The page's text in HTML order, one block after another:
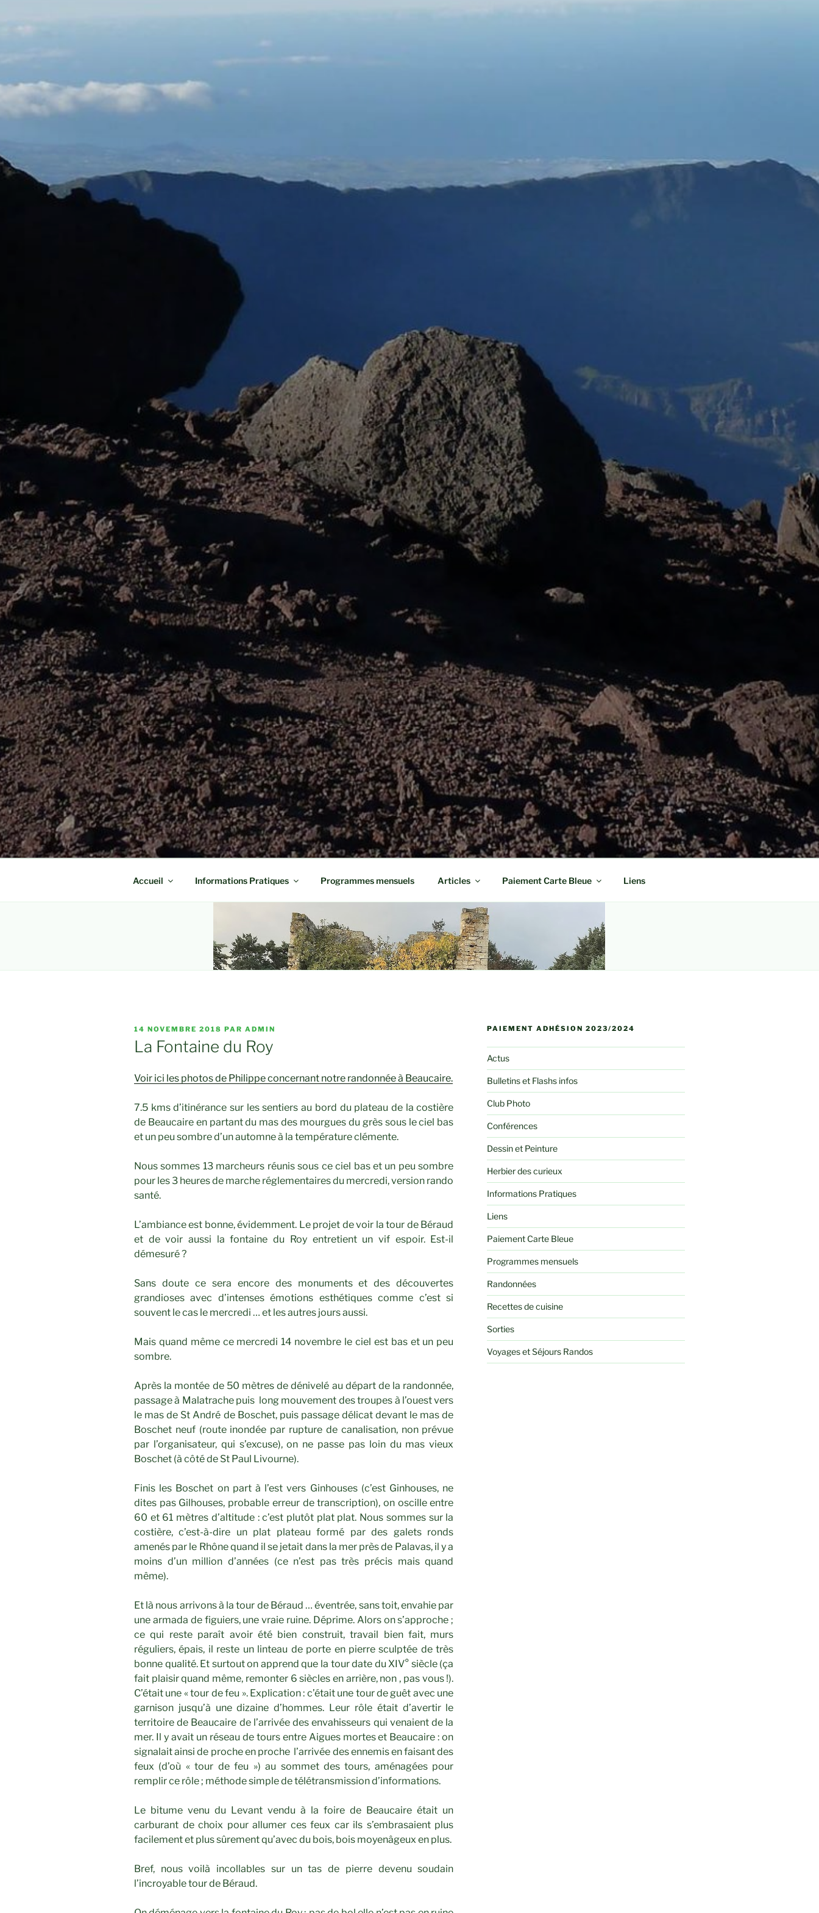
Accueil Informations Pratiques Programmes mensuels Articles Paiement Carte Bleue Liens
PUBLIÉ
LE
14 NOVEMBRE 2018 PAR ADMIN
La Fontaine du Roy
Voir ici les photos de Philippe concernant notre randonnée à Beaucaire.
7.5 kms d’itinérance sur les sentiers au bord du plateau de la costière
de Beaucaire en partant du mas des mourgues du grès sous le ciel bas
et un peu sombre d’un automne à la température clémente.
Nous sommes 13 marcheurs réunis sous ce ciel bas et un peu sombre
pour les 3 heures de marche réglementaires du mercredi, version rando
santé.
L’ambiance est bonne, évidemment. Le projet de voir la tour de Béraud
et de voir aussi la fontaine du Roy entretient un vif espoir. Est-il
démesuré ?
Sans doute ce sera encore des monuments et des découvertes
grandioses avec d’intenses émotions esthétiques comme c’est si
souvent le cas le mercredi … et les autres jours aussi.
Mais quand même ce mercredi 14 novembre le ciel est bas et un peu
sombre.
Après la montée de 50 mètres de dénivelé au départ de la randonnée,
passage à Malatrache puis long mouvement des troupes à l’ouest vers
le mas de St André de Boschet, puis passage délicat devant le mas de
Boschet neuf (route inondée par rupture de canalisation, non prévue
par l’organisateur, qui s’excuse), on ne passe pas loin du mas vieux
Boschet (à côté de St Paul Livourne).
Finis les Boschet on part à l’est vers Ginhouses (c’est Ginhouses, ne
dites pas Gilhouses, probable erreur de transcription), on oscille entre
60 et 61 mètres d’altitude : c’est plutôt plat plat. Nous sommes sur la
costière, c’est-à-dire un plat plateau formé par des galets ronds
amenés par le Rhône quand il se jetait dans la mer près de Palavas, il y a
moins d’un million d’années (ce n’est pas très précis mais quand
même).
Et là nous arrivons à la tour de Béraud … éventrée, sans toit, envahie par
une armada de figuiers, une vraie ruine. Déprime. Alors on s’approche ;
ce qui reste paraît avoir été bien construit, travail bien fait, murs
réguliers, épais, il reste un linteau de porte en pierre sculptée de très
bonne qualité. Et surtout on apprend que la tour date du XIV° siècle (ça
fait plaisir quand même, remonter 6 siècles en arrière, non , pas vous !).
C’était une « tour de feu ». Explication : c’était une tour de guêt avec une
garnison jusqu’à une dizaine d’hommes. Leur rôle était d’avertir le
territoire de Beaucaire de l’arrivée des envahisseurs qui venaient de la
mer. Il y avait un réseau de tours entre Aigues mortes et Beaucaire : on
signalait ainsi de proche en proche l’arrivée des ennemis en faisant des
feux (d’où « tour de feu ») au sommet des tours, aménagées pour
remplir ce rôle ; méthode simple de télétransmission d’informations.
Le bitume venu du Levant vendu à la foire de Beaucaire était un
carburant de choix pour allumer ces feux car ils s’embrasaient plus
facilement et plus sûrement qu’avec du bois, bois moyenâgeux en plus.
Bref, nous voilà incollables sur un tas de pierre devenu soudain
l’incroyable tour de Béraud.
PAIEMENT ADHÉSION 2023/2024
Actus
Bulletins et Flashs infos
Club Photo
Conférences
Dessin et Peinture
Herbier des curieux
Informations Pratiques
Liens
Paiement Carte Bleue
Programmes mensuels
Randonnées
Recettes de cuisine
Sorties
Voyages et Séjours Randos